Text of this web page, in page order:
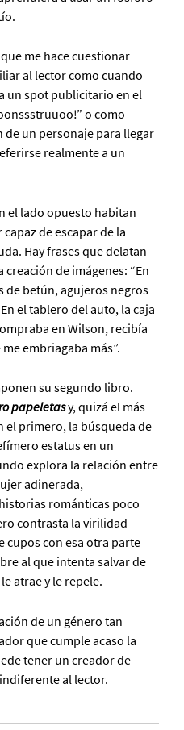
me hace cuestionar
al lector como cuando
un spot publicitario en el
o como
un personaje para llegar
realmente a un
el lado opuesto habitan
de escapar de la
Hay frases que delatan
de imágenes: “En
de betún, agujeros negros
el tablero del auto, la caja
en Wilson, recibía
embriagaba más”.
su segundo libro.
papeletasy, quizá el más
el primero, la búsqueda de
estatus en un
explora la relación entre
adinerada,
románticas poco
contrasta la virilidad
cupos con esa otra parte
al que intenta salvar de
atrae y le repele.
de un género tan
que cumple acaso la
tener un creador de
al lector.